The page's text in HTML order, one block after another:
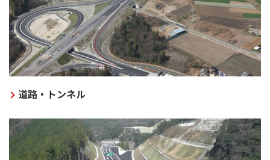
道路・トンネル